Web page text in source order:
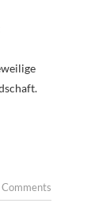
Comments